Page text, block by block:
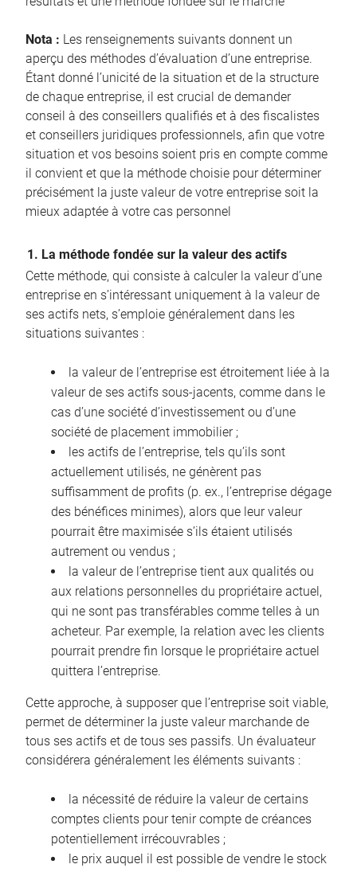
Nota : Les renseignements suivants donnent un
aperçu des méthodes d’évaluation d’une entreprise.
Étant donné l’unicité de la situation et de la structure
de chaque entreprise, il est crucial de demander
conseil à des conseillers qualifiés et à des fiscalistes
et conseillers juridiques professionnels, afin que votre
situation et vos besoins soient pris en compte comme
il convient et que la méthode choisie pour déterminer
précisément la juste valeur de votre entreprise soit la
mieux adaptée à votre cas personnel
1. La méthode fondée sur la valeur des actifs
Cette méthode, qui consiste à calculer la valeur d’une
entreprise en s’intéressant uniquement à la valeur de
ses actifs nets, s’emploie généralement dans les
situations suivantes :
la valeur de l’entreprise est étroitement liée à la
valeur de ses actifs sous-jacents, comme dans le
cas d’une société d’investissement ou d’une
société de placement immobilier ;
les actifs de l’entreprise, tels qu’ils sont
actuellement utilisés, ne génèrent pas
suffisamment de profits (p. ex., l’entreprise dégage
des bénéfices minimes), alors que leur valeur
pourrait être maximisée s’ils étaient utilisés
autrement ou vendus ;
la valeur de l’entreprise tient aux qualités ou
aux relations personnelles du propriétaire actuel,
qui ne sont pas transférables comme telles à un
acheteur. Par exemple, la relation avec les clients
pourrait prendre fin lorsque le propriétaire actuel
quittera l’entreprise.
Cette approche, à supposer que l’entreprise soit viable,
permet de déterminer la juste valeur marchande de
tous ses actifs et de tous ses passifs. Un évaluateur
considérera généralement les éléments suivants :
la nécessité de réduire la valeur de certains
comptes clients pour tenir compte de créances
potentiellement irrécouvrables ;
le prix auquel il est possible de vendre le stock